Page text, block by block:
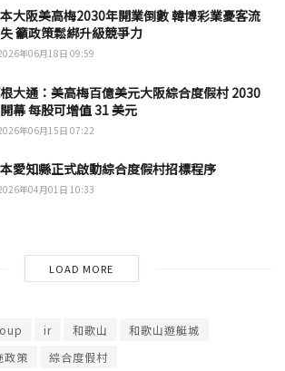
大阪美高梅2030年開業倒數 韓博彩業憂客流
籲政策鬆綁升級競爭力
年06月18日 09:59
大通：美高梅百億美元大阪綜合度假村 2030
幕 每股可增值 31 美元
年06月15日 07:22
愛知縣正式啟動綜合度假村招標程序
年04月01日 10:33
LOAD MORE
ir 和歌山
和歌山遊艇城
政策 綜合度假村